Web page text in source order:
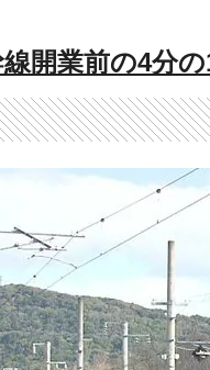
開業前の4分